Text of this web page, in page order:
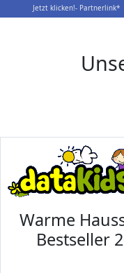
Jetzt klicken!- Partnerlink*
Warme
Bestseller